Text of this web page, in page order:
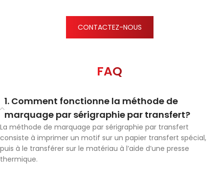
CONTACTEZ-NOUS
FAQ
1. Comment fonctionne la méthode de
marquage par sérigraphie par transfert?
La méthode de marquage par sérigraphie par transfert
consiste à imprimer un motif sur un papier transfert spécial,
puis à le transférer sur le matériau à l’aide d’une presse
thermique.